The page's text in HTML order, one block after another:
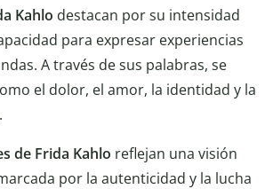
Kahlo destacan por su intensidad
para expresar experiencias
A través de sus palabras, se
el dolor, el amor, la identidad y la
de Frida Kahlo reflejan una visión
por la autenticidad y la lucha